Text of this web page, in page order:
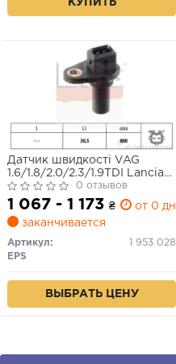
КУПИТЬ
Датчик швидкості VAG
1.6/1.8/2.0/2.3/1.9TDI Lancia
Detra Fiat Tipo Ford Galaxy
90-00
0 отзывов
1 067 - 1 173 ₴
от 0 дн.
заканчивается
Артикул:
1 953 028
EPS
ВЫБРАТЬ ЦЕНУ